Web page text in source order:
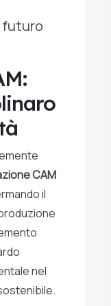
futuro
CAM
il
nel